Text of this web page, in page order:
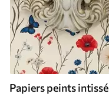
Papiers peints intissé